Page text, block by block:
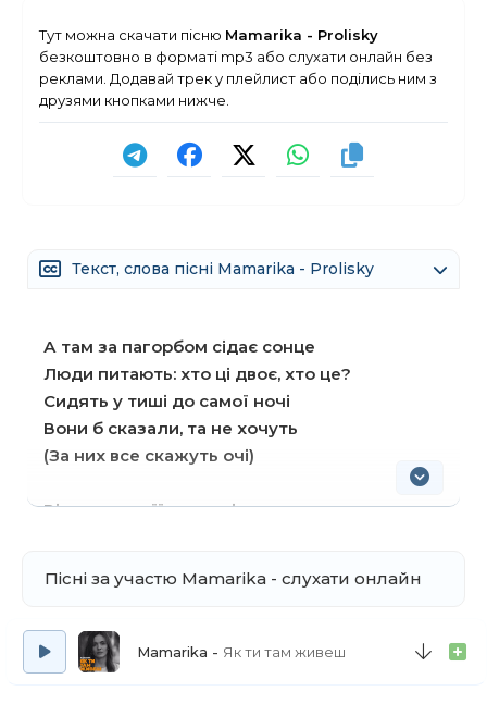
Тут можна скачати пісню Mamarika - Prolisky
безкоштовно в форматі mp3 або слухати онлайн без
реклами. Додавай трек у плейлист або поділись ним з
друзями кнопками нижче.
Текст, слова пісні Mamarika - Prolisky
А там за пагорбом сідає сонце
Люди питають: хто ці двоє, хто це?
Сидять у тиші до самої ночі
Вони б сказали, та не хочуть
(За них все скажуть очі)
Він покохав її повесні
Бо її очі мов проліски, проліски
Він покохав її повесні
Бо її очі мов проліски, проліски
Пісні за участю Mamarika - слухати онлайн
Mamarika Як ти там живеш